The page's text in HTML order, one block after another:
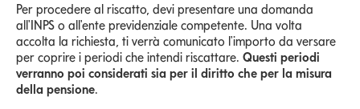
Per procedere al riscatto, devi presentare una domanda
all'INPS o all'ente previdenziale competente. Una volta
accolta la richiesta, ti verrà comunicato l'importo da versare
per coprire i periodi che intendi riscattare. Questi periodi
verranno poi considerati sia per il diritto che per la misura
della pensione.